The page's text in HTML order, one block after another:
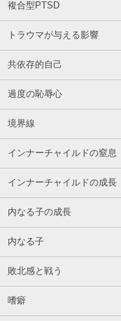
複合型PTSD
トラウマが与える影響
共依存的自己
過度の恥辱心
境界線
インナーチャイルドの窒息
インナーチャイルドの成長
内なる子の成長
内なる子
敗北感と戦う
嗜癖